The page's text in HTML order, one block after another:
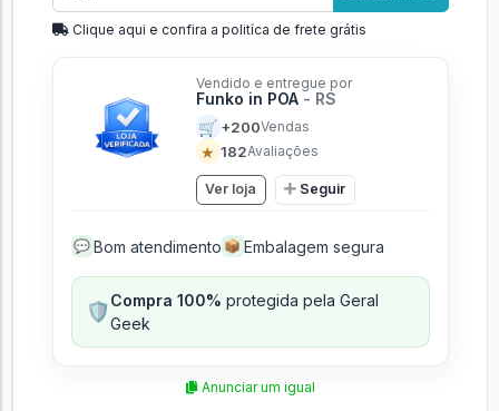
Clique aqui e confira a politíca de frete grátis
Vendido e entregue por
Funko in POA - RS
🛒 +200Vendas
★ 182Avaliações
Ver loja Seguir
💬 Bom atendimento 📦 Embalagem segura
🛡️Compra 100% protegida pela Geral
Geek
Anunciar um igual